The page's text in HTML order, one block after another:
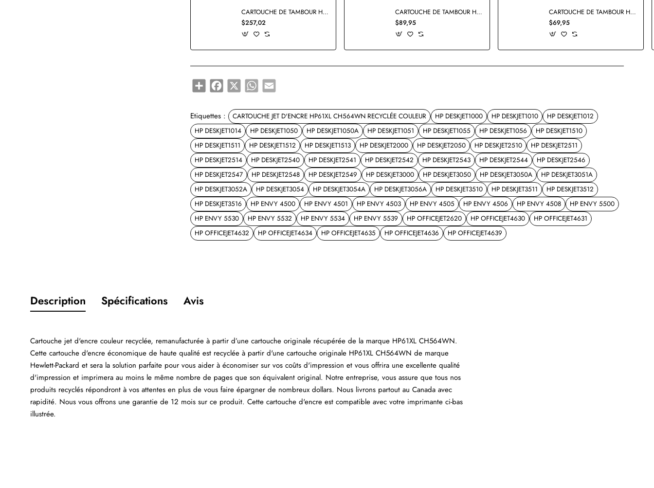
CARTOUCHE DE TAMBOUR HP C9704A ORIGINALE
$257,02
CARTOUCHE DE TAMBOUR HP126A CE314A RECYCLÉE
$89,95
CARTOUCHE DE TAMBOUR HP19A CF219A COMPATIBLE
$69,95
Share Facebook
X WhatsApp
Email
Etiquettes : CARTOUCHE JET D'ENCRE HP61XL CH564WN RECYCLÉE COULEUR HP DESKJET1000 HP DESKJET1010
HP DESKJET1012
HP DESKJET1014
HP DESKJET1050 HP DESKJET1050A HP DESKJET1051 HP DESKJET1055 HP DESKJET1056
HP DESKJET1510
HP DESKJET1511
HP DESKJET1512 HP DESKJET1513 HP DESKJET2000 HP DESKJET2050 HP DESKJET2510
HP DESKJET2511
HP DESKJET2514
HP DESKJET2540 HP DESKJET2541 HP DESKJET2542 HP DESKJET2543 HP DESKJET2544
HP DESKJET2546
HP DESKJET2547
HP DESKJET2548 HP DESKJET2549 HP DESKJET3000 HP DESKJET3050 HP DESKJET3050A
HP DESKJET3051A
HP DESKJET3052A
HP DESKJET3054 HP DESKJET3054A HP DESKJET3056A HP DESKJET3510 HP DESKJET3511
HP DESKJET3512
HP DESKJET3516
HP ENVY 4500 HP ENVY 4501 HP ENVY 4503 HP ENVY 4505 HP ENVY 4506 HP ENVY 4508
HP ENVY 5500
HP ENVY 5530
HP ENVY 5532 HP ENVY 5534 HP ENVY 5539 HP OFFICEJET2620 HP OFFICEJET4630
HP OFFICEJET4631
HP OFFICEJET4632
HP OFFICEJET4634 HP OFFICEJET4635 HP OFFICEJET4636 HP OFFICEJET4639
Description Spécifications Avis
Cartouche jet d'encre couleur recyclée, remanufacturée à partir d’une cartouche originale récupérée de la marque HP61XL CH564WN.
Cette cartouche d'encre économique de haute qualité est recyclée à partir d'une cartouche originale HP61XL CH564WN de marque
Hewlett-Packard et sera la solution parfaite pour vous aider à économiser sur vos coûts d'impression et vous offrira une excellente qualité
d'impression et imprimera au moins le même nombre de pages que son équivalent original. Notre entreprise, vous assure que tous nos
produits recyclés répondront à vos attentes en plus de vous faire épargner de nombreux dollars. Nous livrons partout au Canada avec
rapidité. Nous vous offrons une garantie de 12 mois sur ce produit. Cette cartouche d'encre est compatible avec votre imprimante ci-bas
illustrée.